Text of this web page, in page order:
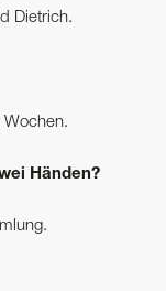
Dietrich.
Wochen.
Händen?